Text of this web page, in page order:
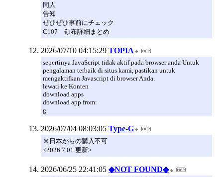
同人
告知
ぜひぜひ事前にチェック
C107 頒布詳細まとめ
2026/07/10 04:15:29 TOPIA
sepertinya JavaScript tidak aktif pada browser anda Untuk
pengalaman terbaik di situs kami, pastikan untuk
mengaktifkan Javascript di browser Anda.
lewati ke Konten
download apps
download app from:
g
2026/07/04 08:03:05 Type-G
※日本からの購入不可
<2026.7.01 更新>
2026/06/25 22:41:05 ◆NOT FOUND◆